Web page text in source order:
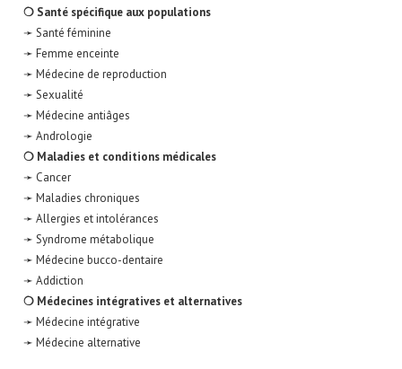
❍ Santé spécifique aux populations
➛ Santé féminine
➛ Femme enceinte
➛ Médecine de reproduction
➛ Sexualité
➛ Médecine antiâges
➛ Andrologie
❍ Maladies et conditions médicales
➛ Cancer
➛ Maladies chroniques
➛ Allergies et intolérances
➛ Syndrome métabolique
➛ Médecine bucco-dentaire
➛ Addiction
❍ Médecines intégratives et alternatives
➛ Médecine intégrative
➛ Médecine alternative